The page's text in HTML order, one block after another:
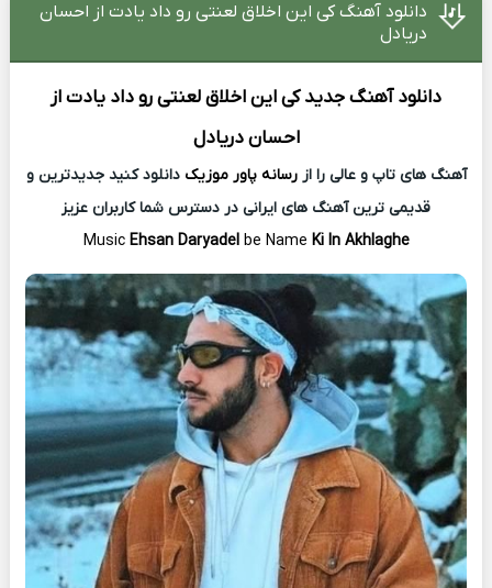
دانلود آهنگ کی این اخلاق لعنتی رو داد یادت از احسان
دریادل
دانلود آهنگ جدید کی این اخلاق لعنتی رو داد یادت از
احسان دریادل
آهنگ های تاپ و عالی را ازرسانه پاور موزیک دانلود کنید جدیدترین و
قدیمی ترین آهنگ های ایرانی در دسترس شما کاربران عزیز
Music Ehsan Daryadel be Name Ki In Akhlaghe